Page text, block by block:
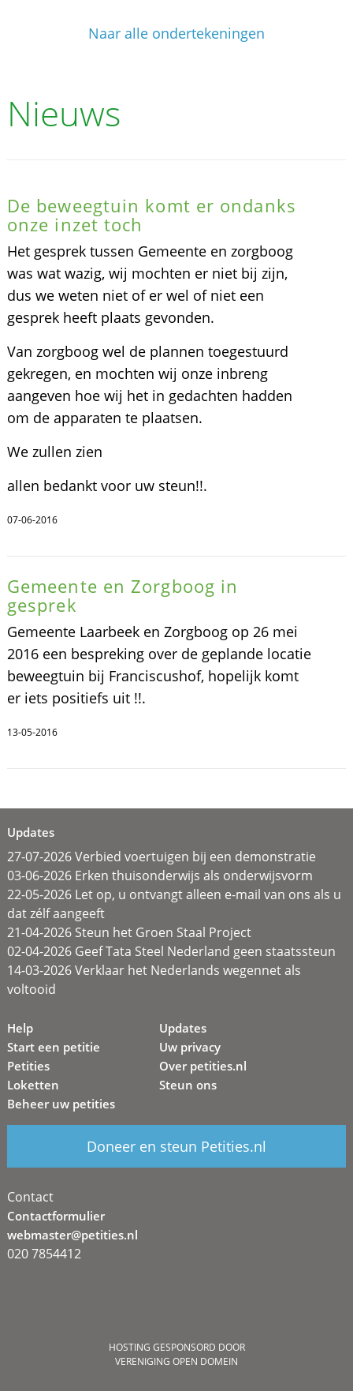
Naar alle ondertekeningen
Nieuws
De beweegtuin komt er ondanks
onze inzet toch
Het gesprek tussen Gemeente en zorgboog
was wat wazig, wij mochten er niet bij zijn,
dus we weten niet of er wel of niet een
gesprek heeft plaats gevonden.
Van zorgboog wel de plannen toegestuurd
gekregen, en mochten wij onze inbreng
aangeven hoe wij het in gedachten hadden
om de apparaten te plaatsen.
We zullen zien
allen bedankt voor uw steun!!.
07-06-2016
Gemeente en Zorgboog in
gesprek
Gemeente Laarbeek en Zorgboog op 26 mei
2016 een bespreking over de geplande locatie
beweegtuin bij Franciscushof, hopelijk komt
er iets positiefs uit !!.
13-05-2016
Updates
27-07-2026 Verbied voertuigen bij een demonstratie
03-06-2026 Erken thuisonderwijs als onderwijsvorm
22-05-2026 Let op, u ontvangt alleen e-mail van ons als u
dat zélf aangeeft
21-04-2026 Steun het Groen Staal Project
02-04-2026 Geef Tata Steel Nederland geen staatssteun
14-03-2026 Verklaar het Nederlands wegennet als
voltooid
Help
Start een petitie
Petities
Loketten
Beheer uw petities
Updates
Uw privacy
Over petities.nl
Steun ons
Doneer en steun Petities.nl
Contact
Contactformulier
webmaster@petities.nl
020 7854412
HOSTING GESPONSORD DOOR
VERENIGING OPEN DOMEIN